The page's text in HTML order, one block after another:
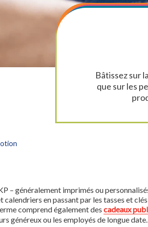
Bâtissez sur
que sur les
– généralement imprimés ou
calendriers en passant par les tasses et
comprend également des cadeaux
généreux ou les employés de longue date.